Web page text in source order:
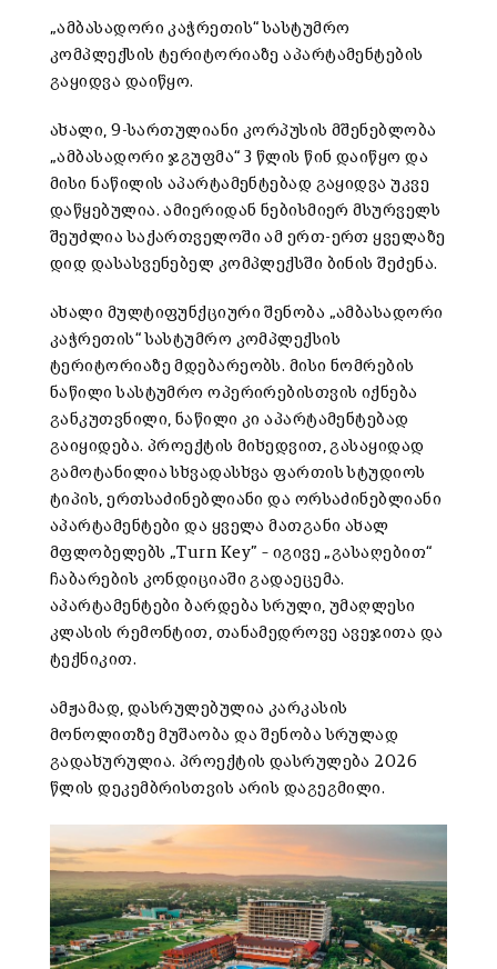
„ამბასადორი კაჭრეთის“ სასტუმრო
კომპლექსის ტერიტორიაზე აპარტამენტების
გაყიდვა დაიწყო.
ახალი, 9-სართულიანი კორპუსის მშენებლობა
„ამბასადორი ჯგუფმა“ 3 წლის წინ დაიწყო და
მისი ნაწილის აპარტამენტებად გაყიდვა უკვე
დაწყებულია. ამიერიდან ნებისმიერ მსურველს
შეუძლია საქართველოში ამ ერთ-ერთ ყველაზე
დიდ დასასვენებელ კომპლექსში ბინის შეძენა.
ახალი მულტიფუნქციური შენობა „ამბასადორი
კაჭრეთის“ სასტუმრო კომპლექსის
ტერიტორიაზე მდებარეობს. მისი ნომრების
ნაწილი სასტუმრო ოპერირებისთვის იქნება
განკუთვნილი, ნაწილი კი აპარტამენტებად
გაიყიდება. პროექტის მიხედვით, გასაყიდად
გამოტანილია სხვადასხვა ფართის სტუდიოს
ტიპის, ერთსაძინებლიანი და ორსაძინებლიანი
აპარტამენტები და ყველა მათგანი ახალ
მფლობელებს „Turn Key” – იგივე „გასაღებით“
ჩაბარების კონდიციაში გადაეცემა.
აპარტამენტები ბარდება სრული, უმაღლესი
კლასის რემონტით, თანამედროვე ავეჯითა და
ტექნიკით.
ამჟამად, დასრულებულია კარკასის
მონოლითზე მუშაობა და შენობა სრულად
გადახურულია. პროექტის დასრულება 2026
წლის დეკემბრისთვის არის დაგეგმილი.